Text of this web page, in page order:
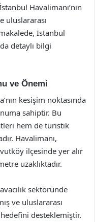
Havalimanı’nın
uluslararası
İstanbul
detaylı bilgi
ve Önemi
kesişim noktasında
sahiptir. Bu
hem de turistik
Havalimanı,
ilçesinde yer alır
uzaklıktadır.
sektöründe
ve uluslararası
desteklemiştir.